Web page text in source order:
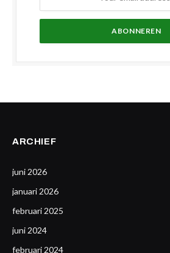
ARCHIEF
juni 2026
januari 2026
februari 2025
juni 2024
februari 2024